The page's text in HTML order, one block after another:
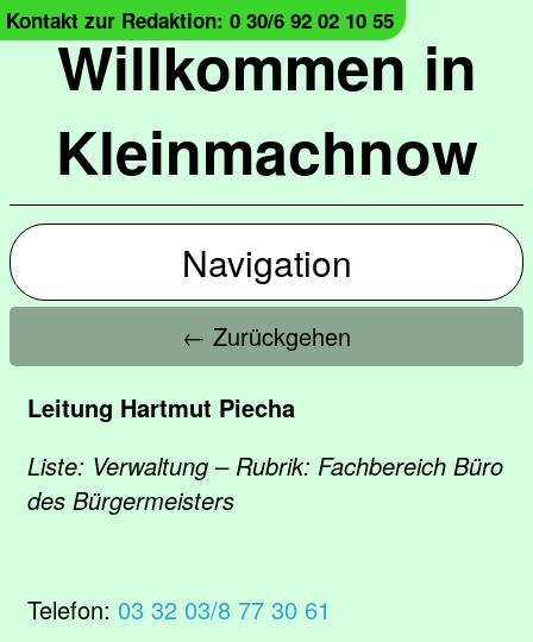
Willkommen in
Kleinmachnow
Kontakt zur Redaktion: 0 30/6 92 02 10 55
Navigation
← Zurückgehen
Leitung Hartmut Piecha
Liste: Verwaltung – Rubrik: Fachbereich Büro
des Bürgermeisters
Telefon: 03 32 03/8 77 30 61